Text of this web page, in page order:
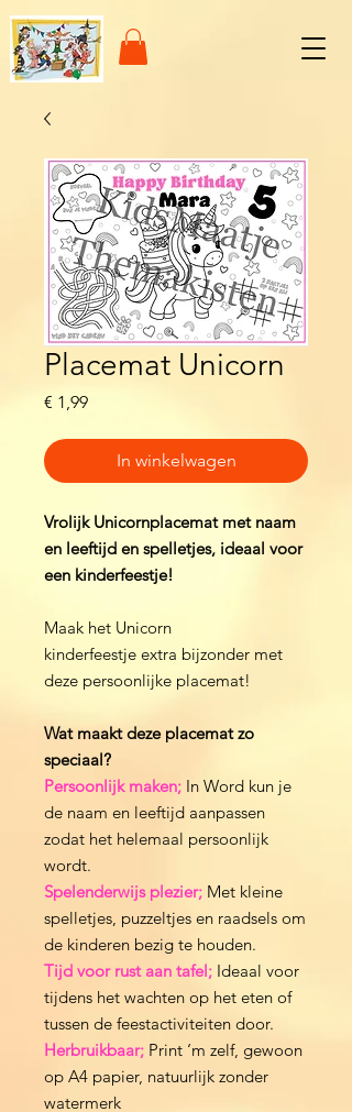
Placemat Unicorn
€ 1,99Prijs
In winkelwagen
Vrolijk Unicornplacemat met naam
en leeftijd en spelletjes, ideaal voor
een kinderfeestje!
Maak het Unicorn
kinderfeestje extra bijzonder met
deze persoonlijke placemat!
Wat maakt deze placemat zo
speciaal?
Persoonlijk maken; In Word kun je
de naam en leeftijd aanpassen
zodat het helemaal persoonlijk
wordt.
Spelenderwijs plezier; Met kleine
spelletjes, puzzeltjes en raadsels om
de kinderen bezig te houden.
Tijd voor rust aan tafel; Ideaal voor
tijdens het wachten op het eten of
tussen de feestactiviteiten door.
Herbruikbaar; Print ‘m zelf, gewoon
op A4 papier, natuurlijk zonder
watermerk